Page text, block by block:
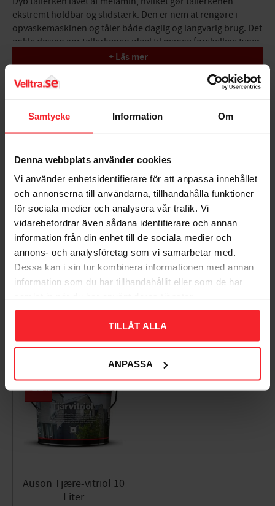
Samtycke Information Om
Denna webbplats använder cookies
Vi använder enhetsidentifierare för att anpassa innehållet
och annonserna till användarna, tillhandahålla funktioner
för sociala medier och analysera vår trafik. Vi
vidarebefordrar även sådana identifierare och annan
information från din enhet till de sociala medier och
annons- och analysföretag som vi samarbetar med.
Dessa kan i sin tur kombinera informationen med annan
information som du har tillhandahållit eller som de har
TILLÅT ALLA
ANPASSA
ekstremt holdbar og slidstærk. Den er nem at rengøre i
opvaskemaskinen og tåler både daglig og langvarig brug. Det
enkle design gør tallerkenen ideel til mange forskellige typer
miljøer og borddækninger, udviklet til professionel brug.
Holdbar
Tåler opvaskemaskine
Størrelse (Længde x Bredde x Højde): 21x21x4cm
Volumen: 0,55L
Antal/pakke: 12 stk
+ Läs mer
Dig
Bliv den første, der giver en bedømmelse.
Populära produkter
Auson Tjære-vitriol 10
Liter
11%